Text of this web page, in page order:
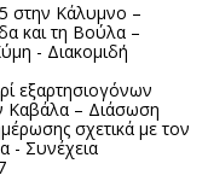
στην Κάλυμνο –
και τη Βούλα –
- Διακομιδή
εξαρτησιογόνων
Καβάλα – Διάσωση
σχετικά με τον
- Συνέχεια